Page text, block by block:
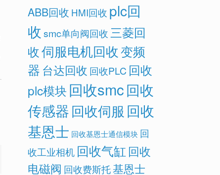
ABB回收 HMI回收 plc回
收 smc单向阀回收三菱回
收伺服电机回收变频
器 台达回收 回收PLC 回收
plc模块 回收smc回收
传感器回收伺服 回收
基恩士 回收基恩士通信模块 回
收工业相机 回收气缸 回收
电磁阀 回收费斯托基恩士